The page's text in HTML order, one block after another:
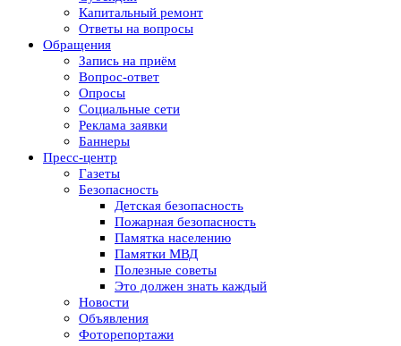
Капитальный ремонт
Ответы на вопросы
Обращения
Запись на приём
Вопрос-ответ
Опросы
Социальные сети
Реклама заявки
Баннеры
Пресс-центр
Газеты
Безопасность
Детская безопасность
Пожарная безопасность
Памятка населению
Памятки МВД
Полезные советы
Это должен знать каждый
Новости
Объявления
Фоторепортажи